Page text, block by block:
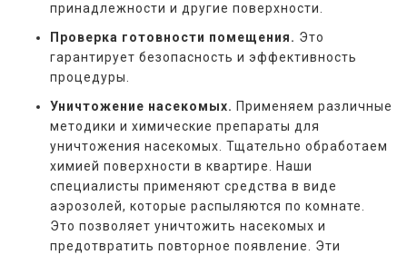
принадлежности и другие поверхности.
Проверка готовности помещения. Это
гарантирует безопасность и эффективность
процедуры.
Уничтожение насекомых. Применяем различные
методики и химические препараты для
уничтожения насекомых. Тщательно обработаем
химией поверхности в квартире. Наши
специалисты применяют средства в виде
аэрозолей, которые распыляются по комнате.
Это позволяет уничтожить насекомых и
предотвратить повторное появление. Эти